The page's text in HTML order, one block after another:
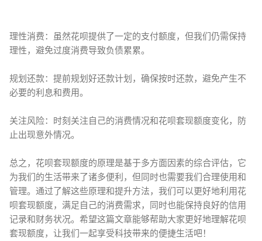
理性消费：虽然花呗提供了一定的支付额度，但我们仍需保持
理性，避免过度消费导致负债累累。
规划还款：提前规划好还款计划，确保按时还款，避免产生不
必要的利息和费用。
关注风险：时刻关注自己的消费情况和花呗套现额度变化，防
止出现意外情况。
总之，花呗套现额度的原理是基于多方面因素的综合评估，它
为我们的生活带来了诸多便利，但同时也需要我们合理使用和
管理。通过了解这些原理和提升方法，我们可以更好地利用花
呗套现额度，满足自己的消费需求，同时也能保持良好的信用
记录和财务状况。希望这篇文章能够帮助大家更好地理解花呗
套现额度，让我们一起享受科技带来的便捷生活吧！